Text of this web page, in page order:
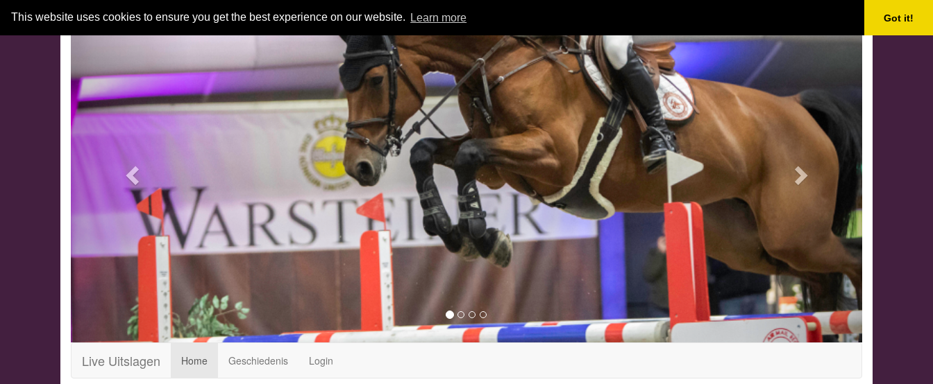
This website uses cookies to ensure you get the best experience on our website. Learn more Got it!
Previous
Live Uitslagen Home Geschiedenis Login